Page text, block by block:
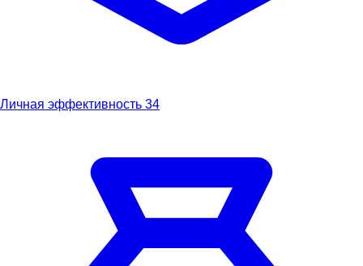
Личная эффективность 34